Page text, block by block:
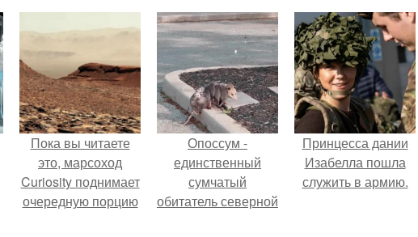
старения напрямую
зависит от
состояния сосудов
и работы сердца.
Пока вы читаете
это, марсоход
Curiosity поднимает
очередную порцию
Опоссум -
единственный
сумчатый
обитатель северной
Принцесса дании
Изабелла пошла
служить в армию.